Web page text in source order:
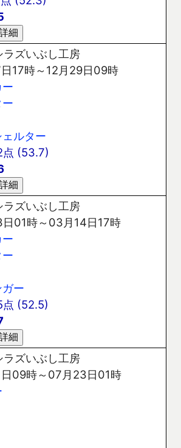
ズいぶし工房
17時～12月29日09時
ルター
点 (53.7)
ズいぶし工房
01時～03月14日17時
ガー
点 (52.5)
ズいぶし工房
09時～07月23日01時